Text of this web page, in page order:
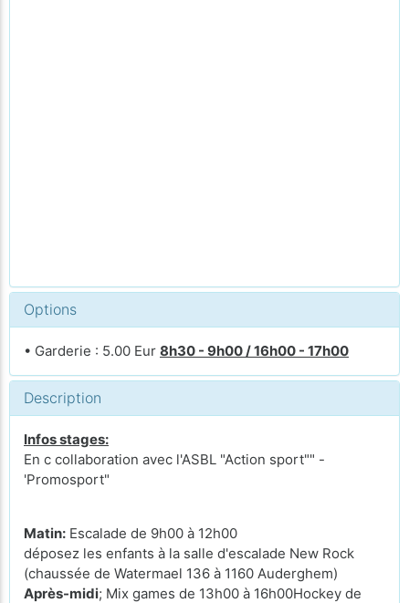
Options
• Garderie : 5.00 Eur 8h30 - 9h00 / 16h00 - 17h00
Description
Infos stages:
En c collaboration avec l'ASBL "Action sport"" -
'Promosport"
Matin: Escalade de 9h00 à 12h00
déposez les enfants à la salle d'escalade New Rock
(chaussée de Watermael 136 à 1160 Auderghem)
Après-midi; Mix games de 13h00 à 16h00Hockey de